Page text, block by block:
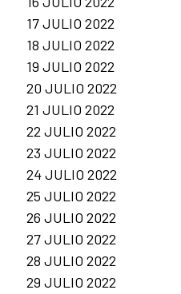
17 JULIO 2022
18 JULIO 2022
19 JULIO 2022
20 JULIO 2022
21 JULIO 2022
22 JULIO 2022
23 JULIO 2022
24 JULIO 2022
25 JULIO 2022
26 JULIO 2022
27 JULIO 2022
28 JULIO 2022
29 JULIO 2022